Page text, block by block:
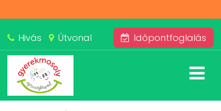
Hivás Útvonal Időpontfoglalás